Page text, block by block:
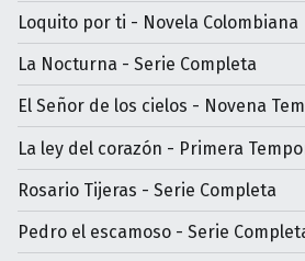
Loquito por ti - Novela Colombiana
La Nocturna - Serie Completa
El Señor de los cielos - Novena
La ley del corazón - Primera
Rosario Tijeras - Serie Completa
Pedro el escamoso - Serie